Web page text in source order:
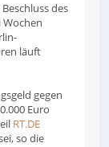
des
läuft
gegen
Euro
RT.DE
so die